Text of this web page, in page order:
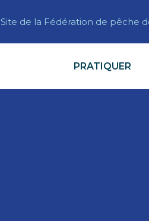
Site de la Fédération de pêche
PRATIQUER